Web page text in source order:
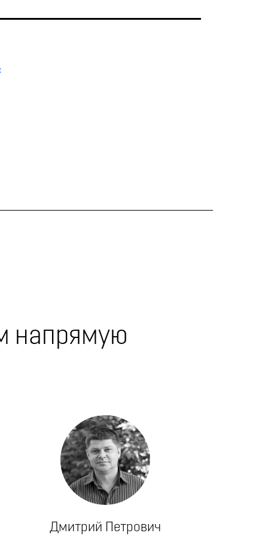
напрямую
Дмитрий Петрович